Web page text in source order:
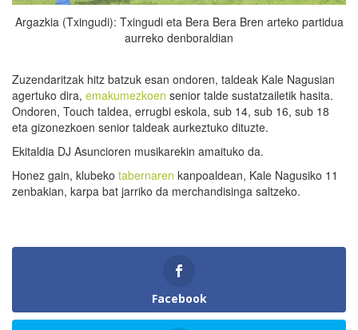
Argazkia (Txingudi): Txingudi eta Bera Bera Bren arteko partidua
aurreko denboraldian
Zuzendaritzak hitz batzuk esan ondoren, taldeak Kale Nagusian
agertuko dira, emakumezkoen senior talde sustatzailetik hasita.
Ondoren, Touch taldea, errugbi eskola, sub 14, sub 16, sub 18
eta gizonezkoen senior taldeak aurkeztuko dituzte.
Ekitaldia DJ Asuncioren musikarekin amaituko da.
Honez gain, klubeko tabernaren kanpoaldean, Kale Nagusiko 11
zenbakian, karpa bat jarriko da merchandisinga saltzeko.
Facebook